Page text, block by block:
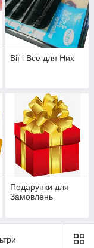
Вії і Все для Них
Подарунки для
Замовлень